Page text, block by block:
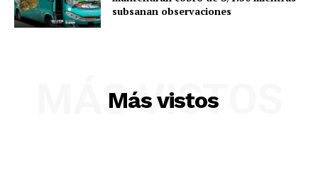
subsanan observaciones
Más vistos
MÁS VISTOS